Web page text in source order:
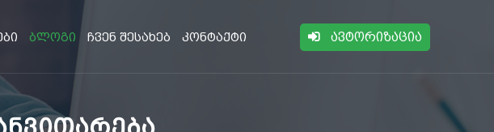
ბლოგი ჩვენ შესახებ კონტაქტი ავტორიზაცია